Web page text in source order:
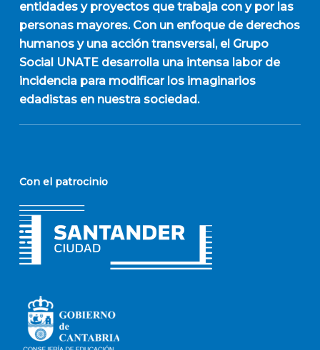
entidades y proyectos que trabaja con y por las
personas mayores. Con un enfoque de derechos
humanos y una acción transversal, el Grupo
Social UNATE desarrolla una intensa labor de
incidencia para modificar los imaginarios
edadistas en nuestra sociedad.
Con el patrocinio